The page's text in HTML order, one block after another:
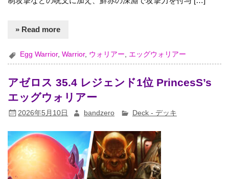
» Read more
Egg Warrior,Warrior, ウォリアー, エッグウォリアー
アゼロス 35.4 レジェンド1位 PrincesS’s
エッグウォリアー
2026年5月10日 bandzero Deck - デッキ